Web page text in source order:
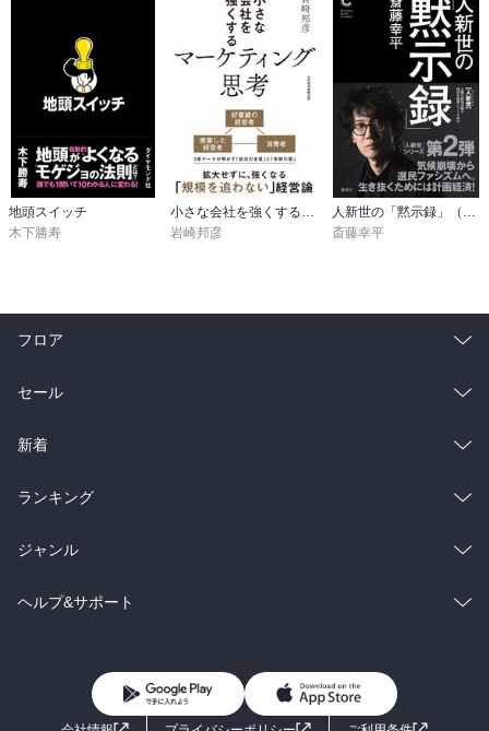
地頭スイッチ
木下勝寿
岩崎邦彦
斎藤幸平
フロア
総合
ラノベ
雑誌・グラビア
BL・TL
セール
総合
ラノベ
雑誌・グラビア
BL・TL
新着
総合
ラノベ
雑誌・グラビア
ランキング
総合
ラノベ
ジャンル
コミック
ライトノベル 男子向けラノベ
ヘルプ&サポート
よくあるご質問
お問い合わせ